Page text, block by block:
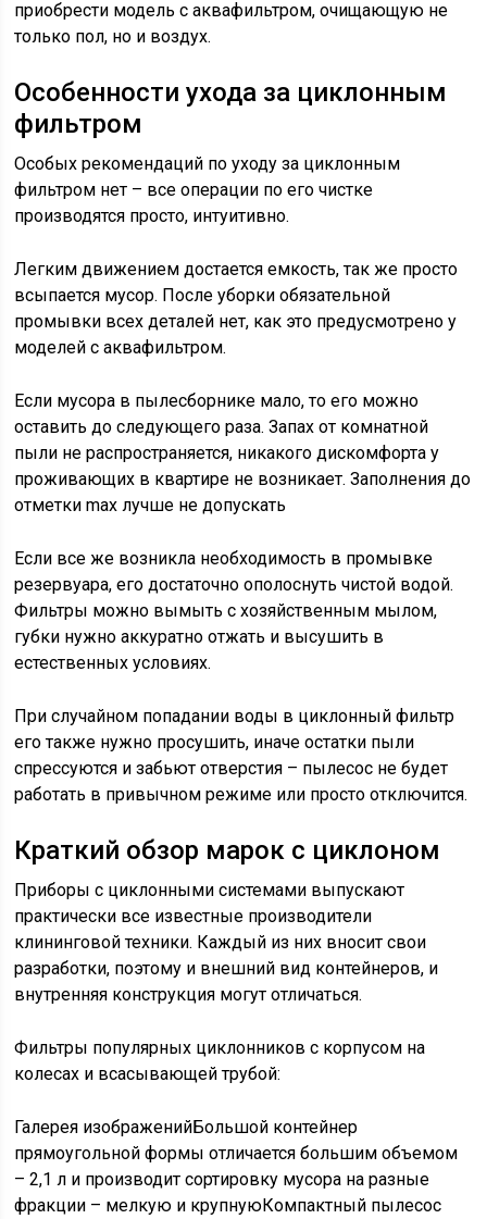
приобрести модель с аквафильтром, очищающую не
только пол, но и воздух.
Особенности ухода за циклонным
фильтром
Особых рекомендаций по уходу за циклонным
фильтром нет – все операции по его чистке
производятся просто, интуитивно.
Легким движением достается емкость, так же просто
всыпается мусор. После уборки обязательной
промывки всех деталей нет, как это предусмотрено у
моделей с аквафильтром.
Если мусора в пылесборнике мало, то его можно
оставить до следующего раза. Запах от комнатной
пыли не распространяется, никакого дискомфорта у
проживающих в квартире не возникает. Заполнения до
отметки max лучше не допускать
Если все же возникла необходимость в промывке
резервуара, его достаточно ополоснуть чистой водой.
Фильтры можно вымыть с хозяйственным мылом,
губки нужно аккуратно отжать и высушить в
естественных условиях.
При случайном попадании воды в циклонный фильтр
его также нужно просушить, иначе остатки пыли
спрессуются и забьют отверстия – пылесос не будет
работать в привычном режиме или просто отключится.
Краткий обзор марок с циклоном
Приборы с циклонными системами выпускают
практически все известные производители
клининговой техники. Каждый из них вносит свои
разработки, поэтому и внешний вид контейнеров, и
внутренняя конструкция могут отличаться.
Фильтры популярных циклонников с корпусом на
колесах и всасывающей трубой:
Галерея изображенийБольшой контейнер
прямоугольной формы отличается большим объемом
– 2,1 л и производит сортировку мусора на разные
фракции – мелкую и крупнуюКомпактный пылесос